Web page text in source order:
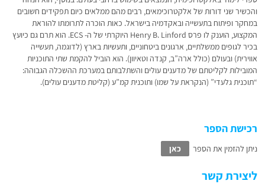
והכשיר שני דורות של אלקטרוכימאים, רבים מהם ממלאים כיום תפקידים חשובים
במחקר ופיתוח בתעשייה ובאקדמיה בישראל. כאות הוכרה לתרומתו להוראת
המקצוע, הוענק לו פרס Henry B. Linford היוקרתי של ה- ECS. הוא תרם גם כיועץ
בכיר לגופים ממשלתיים, ארגונים ביטחוניים, ותעשיות בארץ (לדוגמה, תעשייה
אווירית) ובעולם (כולל ארה”ב, קנדה וטאיוון). הוא הוביל להקמת שתי התוכניות
המובילות לקליטתם של מדענים עולים והשתלבותם במערכת ההשכלה הגבוהה:
“תוכנית גלעדי” (הנקראת על שמו) ותוכנית קמ”ע (קליטת מדענים עולים).
רכישת הספר
ניתן להזמין את הספר כאן
ליצירת קשר